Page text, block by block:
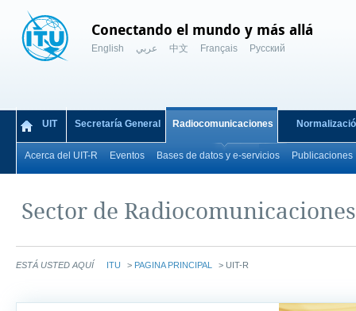
Conectando el mundo y más allá
English عربي 中文 Français Русский
UIT Secretaría General Radiocomunicaciones
Acerca del UIT-R Eventos Bases de datos y e-servicios Publicaciones
Sector de
ESTÁ USTED AQUÍ ITU > PAGINA PRINCIPAL > UIT-R